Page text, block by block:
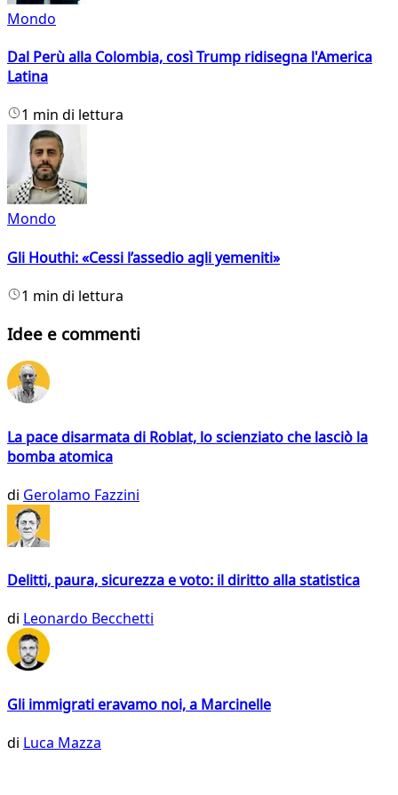
Mondo
Dal Perù alla Colombia, così Trump ridisegna l'America
Latina
1 min di lettura
Mondo
Gli Houthi: «Cessi l’assedio agli yemeniti»
1 min di lettura
Idee e commenti
La pace disarmata di Roblat, lo scienziato che lasciò la
bomba atomica
di Gerolamo Fazzini
Delitti, paura, sicurezza e voto: il diritto alla statistica
di Leonardo Becchetti
Gli immigrati eravamo noi, a Marcinelle
di Luca Mazza